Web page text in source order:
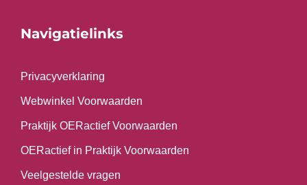
Navigatielinks
Privacyverklaring
Webwinkel Voorwaarden
Praktijk OERactief Voorwaarden
OERactief in Praktijk Voorwaarden
Veelgestelde vragen